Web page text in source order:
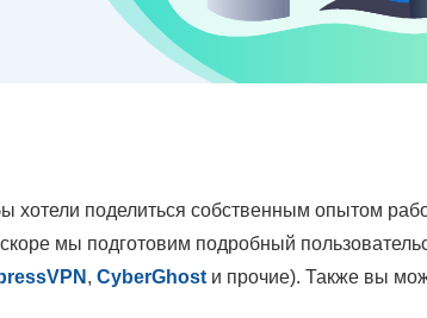
хотели поделиться собственным опытом
мы подготовим подробный
, CyberGhost и прочие). Также вы